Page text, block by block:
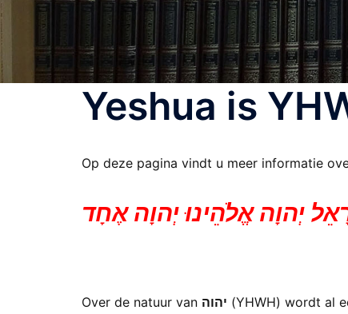
Yeshua is
Op deze pagina vindt u meer informatie
יְהוָה אֱלֹהֵינוּ יְהוָה אֶחָד
Over de natuur van יהוה (YHWH) wordt al